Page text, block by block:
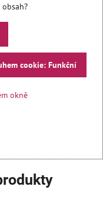
cookie: Funkční
okně